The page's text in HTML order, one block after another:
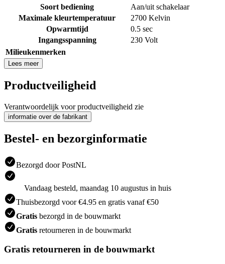
Soort bediening
Aan/uit schakelaar
Maximale kleurtemperatuur
2700 Kelvin
Opwarmtijd
0.5 sec
Ingangsspanning
230 Volt
Milieukenmerken
Lees meer
Productveiligheid
Verantwoordelijk voor productveiligheid zie
informatie over de fabrikant
Bestel- en bezorginformatie
Bezorgd door PostNL
Vandaag besteld, maandag 10 augustus in huis
Thuisbezorgd voor €4.95 en gratis vanaf €50
Gratis bezorgd in de bouwmarkt
Gratis retourneren in de bouwmarkt
Gratis retourneren in de bouwmarkt